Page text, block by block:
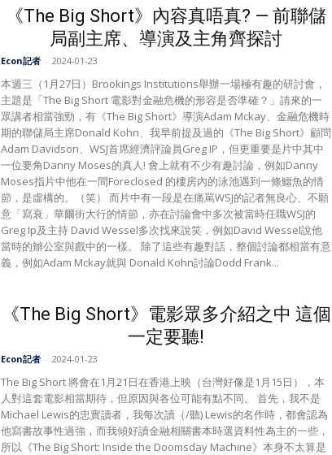
《The Big Short》內容真唔真? — 前聯儲
局副主席、導演及主角齊探討
Econ記者 - 2024-01-23
本週三（1月27日）Brookings Institutions舉辦一場極有趣的研討會，
主題是「The Big Short 電影對金融危機的形容是否準確？」請來的一
眾講者相當強勁，有《The Big Short》導演Adam Mckay、金融危機時
期的聯儲局主席Donald Kohn、我早前提及過的《The Big Short》顧問
Adam Davidson、WSJ首席經濟評論員Greg IP，但更重要是片中其中
一位要角Danny Moses的真人! 會上就有不少有趣討論，例如Danny
Moses指片中他在一間Foreclosed 的樓房內的泳池遇到一條鱷魚的情
節，是虛構的。（笑） 而片中有一段是在痛駡WSJ的記者無良心、不願
意「寫衰」華爾街大行的情節，亦在討論會中多次被當時任職WSJ的
Greg Ip及主持 David Wessel多次找來說笑，例如David Wessel說他
當時的辧公室與戲中的一樣。 除了這些有趣對話，整個討論都相當有意
義，例如Adam Mckay就與 Donald Kohn討論Dodd Frank...
《The Big Short》電影眾多介紹之中 這個
一定要聽!
Econ記者 - 2024-01-23
The Big Short 將會在1月21日在香港上映（台灣好像是1月15日），本
人對這套電影相當期待，但原因與各位可能有點不同。 首先，我不是
Michael Lewis的忠實讀者，我每次讀（/聽) Lewis的名作時，都會認為
他寫書故事性過強，而我傾好讀金融相關書本時選資料性為主的一些，
所以《The Big Short: Inside the Doomsday Machine》本身不太算是